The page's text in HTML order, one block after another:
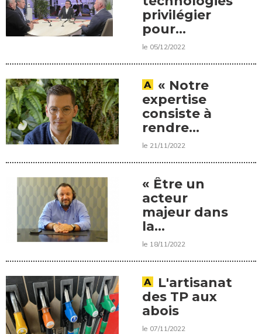
privilégier
pour
décarboner
le 05/12/2022
« Notre
expertise
consiste à
rendre
accessible
Rodriguez,
PDG de
Jarnias
le 21/11/2022
« Être un
acteur
majeur dans
la
production
interview de
Vincent
Martin,
président de
le 18/11/2022
L'artisanat
des TP aux
abois
le 07/11/2022